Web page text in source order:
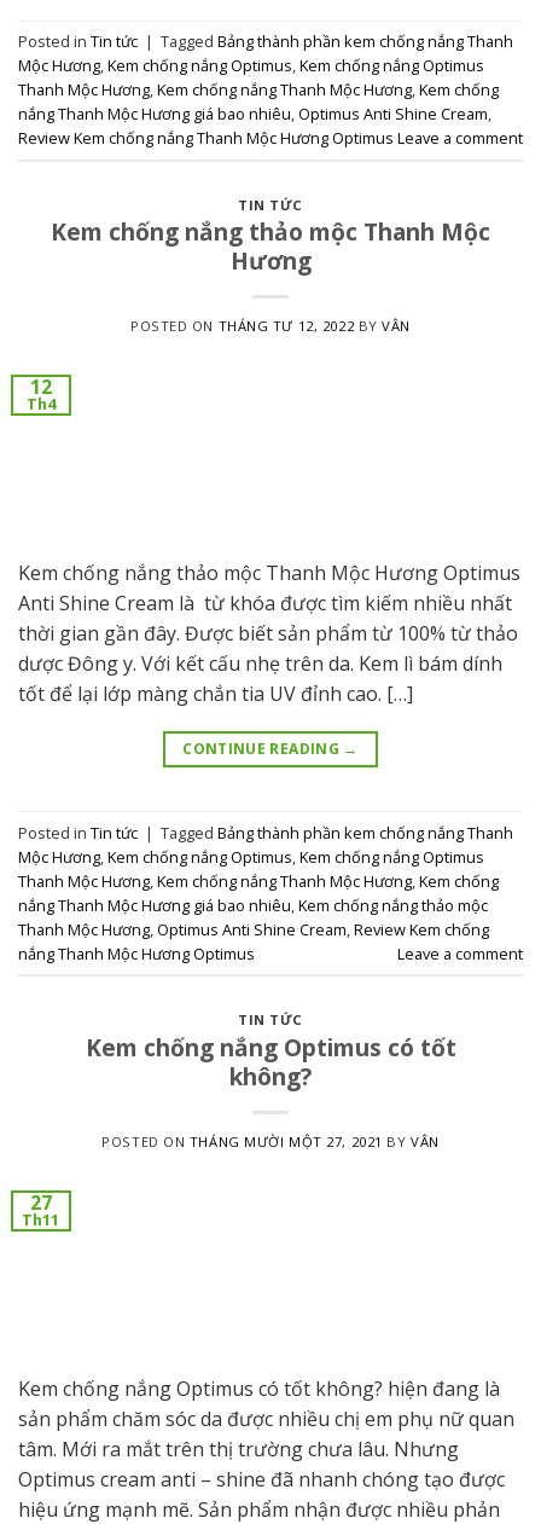
Posted in Tin tức | Tagged Bảng thành phần kem chống nắng Thanh
Mộc Hương,Kem chống nắng Optimus,Kem chống nắng Optimus
Thanh Mộc Hương,Kem chống nắng Thanh Mộc Hương,Kem chống
nắng Thanh Mộc Hương giá bao nhiêu,Optimus Anti Shine Cream,
Review Kem chống nắng Thanh Mộc Hương Optimus Leave a comment
TIN TỨC
Kem chống nắng thảo mộc Thanh Mộc
Hương
POSTED ON THÁNG TƯ 12, 2022BYVÂN
12
Th4
Kem chống nắng thảo mộc Thanh Mộc Hương Optimus
Anti Shine Cream là từ khóa được tìm kiếm nhiều nhất
thời gian gần đây. Được biết sản phẩm từ 100% từ thảo
dược Đông y. Với kết cấu nhẹ trên da. Kem lì bám dính
tốt để lại lớp màng chắn tia UV đỉnh cao. […]
CONTINUE READING →
Posted in Tin tức | Tagged Bảng thành phần kem chống nắng Thanh
Mộc Hương,Kem chống nắng Optimus,Kem chống nắng Optimus
Thanh Mộc Hương,Kem chống nắng Thanh Mộc Hương,Kem chống
nắng Thanh Mộc Hương giá bao nhiêu,Kem chống nắng thảo mộc
Thanh Mộc Hương,Optimus Anti Shine Cream,Review Kem chống
nắng Thanh Mộc Hương Optimus
Leave a comment
TIN TỨC
Kem chống nắng Optimus có tốt
không?
POSTED ON THÁNG MƯỜI MỘT 27, 2021 BYVÂN
27
Th11
Kem chống nắng Optimus có tốt không? hiện đang là
sản phẩm chăm sóc da được nhiều chị em phụ nữ quan
tâm. Mới ra mắt trên thị trường chưa lâu. Nhưng
Optimus cream anti – shine đã nhanh chóng tạo được
hiệu ứng mạnh mẽ. Sản phẩm nhận được nhiều phản